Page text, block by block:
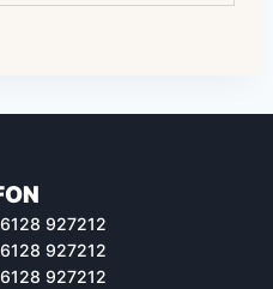
927212
927212
927212